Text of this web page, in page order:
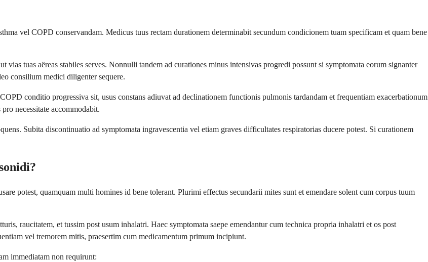
vel COPD conservandam. Medicus tuus rectam durationem determinabit secundum condicionem tuam specificam et quam bene
vias tuas aëreas stabiles serves. Nonnulli tandem ad curationes minus intensivas progredi possunt si symptomata eorum signanter
consilium medici diligenter sequere.
conditio progressiva sit, usus constans adiuvat ad declinationem functionis pulmonis tardandam et frequentiam exacerbationum
necessitate accommodabit.
Subita discontinuatio ad symptomata ingravescentia vel etiam graves difficultates respiratorias ducere potest. Si curationem
potest, quamquam multi homines id bene tolerant. Plurimi effectus secundarii mites sunt et emendare solent cum corpus tuum
raucitatem, et tussim post usum inhalatri. Haec symptomata saepe emendantur cum technica propria inhalatri et os post
vel tremorem mitis, praesertim cum medicamentum primum incipiunt.
immediatam non requirunt: